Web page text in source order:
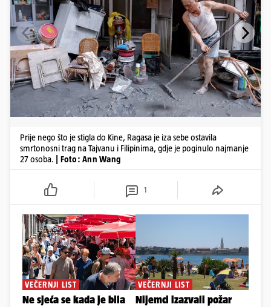
Prije nego što je stigla do Kine, Ragasa je iza sebe ostavila
smrtonosni trag na Tajvanu i Filipinima, gdje je poginulo najmanje
27 osoba.
| Foto: Ann Wang
1